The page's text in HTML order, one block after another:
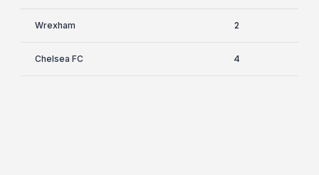
Wrexham 2
Chelsea FC 4